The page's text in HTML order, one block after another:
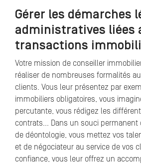
Gérer les démarches
administratives liées
transactions
Votre mission de conseiller
réaliser de nombreuses formalités
clients. Vous leur présentez par
immobiliers obligatoires, vous
percutante, vous rédigez les
contrats… Dans un souci permanent
de déontologie, vous mettez vos
et de négociateur au service de vos
confiance, vous leur offrez un